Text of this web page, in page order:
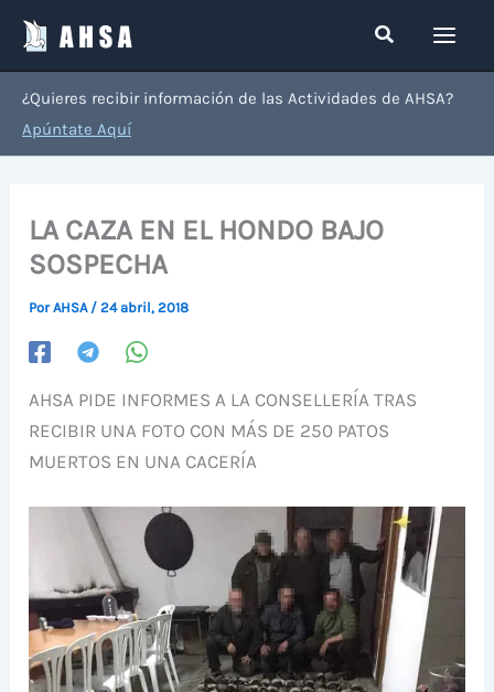
contenido
Buscar
¿Quieres recibir información de las Actividades de AHSA?
Apúntate Aquí
LA CAZA EN EL HONDO BAJO
SOSPECHA
PorAHSA /24 abril, 2018
AHSA PIDE INFORMES A LA CONSELLERÍA TRAS
RECIBIR UNA FOTO CON MÁS DE 250 PATOS
MUERTOS EN UNA CACERÍA